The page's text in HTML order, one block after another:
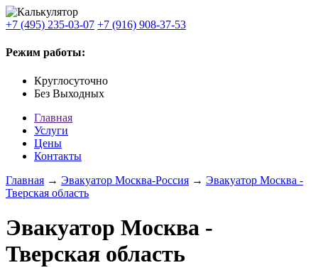
+7 (495) 235-03-07 +7 (916) 908-37-53
Режим работы:
Круглосуточно
Без Выходных
Главная
Услуги
Цены
Контакты
Главная → Эвакуатор Москва-Россия → Эвакуатор Москва -
Тверская область
Эвакуатор Москва -
Тверская область